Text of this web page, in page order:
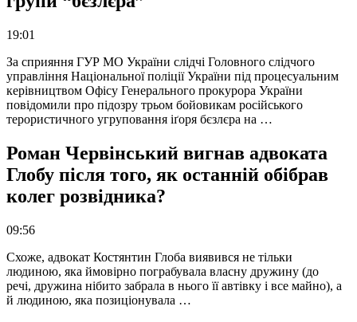
19:01
За сприяння ГУР МО України слідчі Головного слідчого
управління Національної поліції України під процесуальним
керівництвом Офісу Генерального прокурора України
повідомили про підозру трьом бойовикам російського
терористичного угруповання іґоря бєзлєра на …
Роман Червінський вигнав адвоката
Глобу після того, як останній обібрав
колег розвідника?
09:56
Схоже, адвокат Костянтин Глоба виявився не тільки
людиною, яка ймовірно пограбувала власну дружину (до
речі, дружина нібито забрала в нього її автівку і все майно), а
й людиною, яка позиціонувала …